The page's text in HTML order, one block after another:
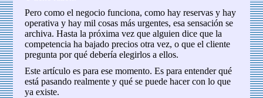
Pero como el negocio funciona, como hay reservas y hay
operativa y hay mil cosas más urgentes, esa sensación se
archiva. Hasta la próxima vez que alguien dice que la
competencia ha bajado precios otra vez, o que el cliente
pregunta por qué debería elegirlos a ellos.
Este artículo es para ese momento. Es para entender qué
está pasando realmente y qué se puede hacer con lo que
ya existe.